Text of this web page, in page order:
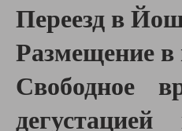
Переезд в
Размещение в
Свободное
дегустацией